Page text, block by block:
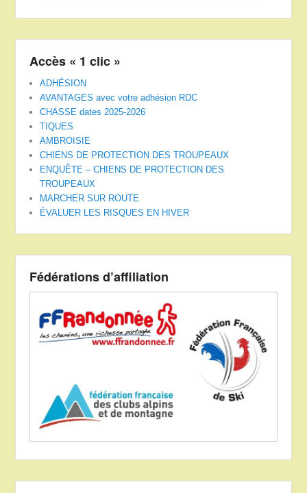
Accès « 1 clic »
ADHÉSION
AVANTAGES avec votre adhésion RDC
CHASSE dates 2025-2026
TIQUES
AMBROISIE
CHIENS DE PROTECTION DES TROUPEAUX
ENQUÊTE – CHIENS DE PROTECTION DES
TROUPEAUX
MARCHER SUR ROUTE
ÉVALUER LES RISQUES EN HIVER
Fédérations d’affiliation